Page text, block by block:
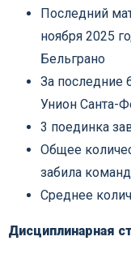
Последний
ноября 2025
Бельграно
За последние
Унион Санта-
3 поединка
Общее
забила
Среднее
Дисциплинарная